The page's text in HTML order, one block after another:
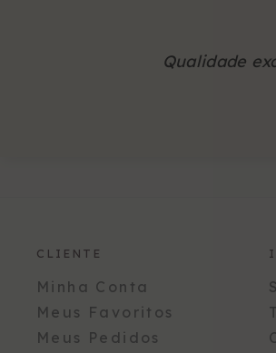
Qualidade
CLIENTE
Minha Conta
Meus Favoritos
Meus Pedidos